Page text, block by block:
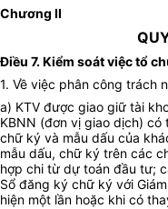
Chương II
Điều 7. Kiểm soát việc tổ
1. Về việc phân công trách
a) KTV được giao giữ tài
KBNN (đơn vị giao dịch)
chữ ký và mẫu dấu của
mẫu dấu, chữ ký trên các
hợp chi từ dự toán đầu tư;
Sổ đăng ký chữ ký với
hiện một lần hoặc khi có